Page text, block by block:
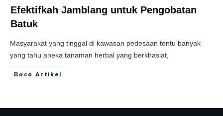
Efektifkah Jamblang untuk Pengobatan
Batuk
Masyarakat yang tinggal di kawasan pedesaan tentu banyak
yang tahu aneka tanaman herbal yang berkhasiat,
Baca Artikel